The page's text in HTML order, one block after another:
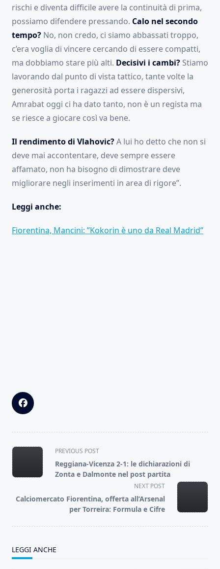
rischi e diventa difficile avere la continuità di prima,
possiamo difendere pressando. Calo nel secondo
tempo? No, non credo, ci siamo abbassati troppo,
c’era voglia di vincere cercando di essere compatti,
ma dobbiamo stare più alti. Decisivi i cambi? Stiamo
lavorando dal punto di vista tattico, tante volte la
generosità porta i ragazzi ad essere dispersivi,
Amrabat oggi ci ha dato tanto, non è un regista ma
se riesce a giocare così va bene.
Il rendimento di Vlahovic?A lui ho detto che non si
deve mai accontentare, deve sempre essere
affamato, non ha bisogno di dimostrare deve
migliorare negli inserimenti in area di rigore”.
Leggi anche:
Fiorentina, Mancini: ”Kokorin è uno da Real Madrid”
<span
class="nav-
subtitle
reader-
text">Page</span>
PREVIOUS POST
Reggiana-Vicenza 2-1: le dichiarazioni di
Zonta e Dalmonte nel post partita
NEXT POST
Calciomercato Fiorentina, offerta all’Arsenal
per Torreira: Formula e Cifre
LEGGI ANCHE